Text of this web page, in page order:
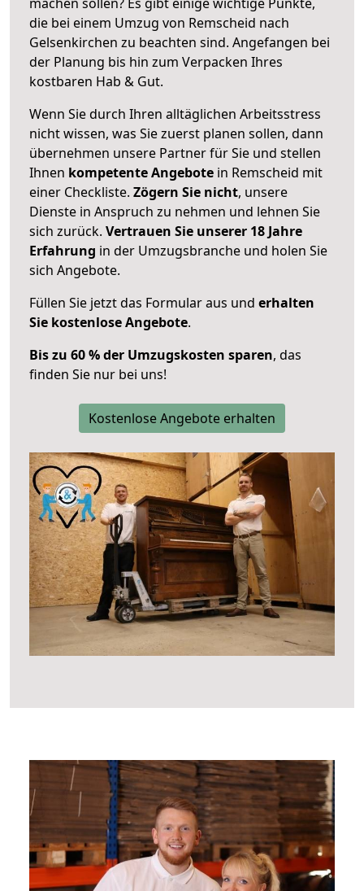
die bei einem Umzug von Remscheid nach
Gelsenkirchen zu beachten sind. Angefangen bei
der Planung bis hin zum Verpacken Ihres
kostbaren Hab & Gut.
Wenn Sie durch Ihren alltäglichen Arbeitsstress
nicht wissen, was Sie zuerst planen sollen, dann
übernehmen unsere Partner für Sie und stellen
Ihnen kompetente Angebote in Remscheid mit
einer Checkliste. Zögern Sie nicht, unsere
Dienste in Anspruch zu nehmen und lehnen Sie
sich zurück. Vertrauen Sie unserer 18 Jahre
Erfahrung in der Umzugsbranche und holen Sie
sich Angebote.
Füllen Sie jetzt das Formular aus und erhalten
Sie kostenlose Angebote.
Bis zu 60 % der Umzugskosten sparen, das
finden Sie nur bei uns!
Kostenlose Angebote erhalten